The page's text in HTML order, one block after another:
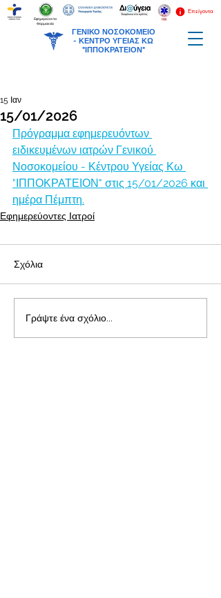
ΓΕΝΙΚΟ ΝΟΣΟΚΟΜΕΙΟ
- ΚΕΝΤΡΟ ΥΓΕΙΑΣ ΚΩ
"ΙΠΠΟΚΡΑΤΕΙΟΝ"
Επείγοντα
Εφημερεύοντα
Φαρμακεία
15/01/2026
15 Ιαν
Πρόγραμμα εφημερευόντων
ειδικευμένων ιατρών Γενικού
Νοσοκομείου - Κέντρου Υγείας Κω
"ΙΠΠΟΚΡΑΤΕΙΟΝ" στις 15/01/2026 και
ημέρα Πέμπτη.
Εφημερεύοντες Ιατροί
Σχόλια
Γράψτε ένα σχόλιο...